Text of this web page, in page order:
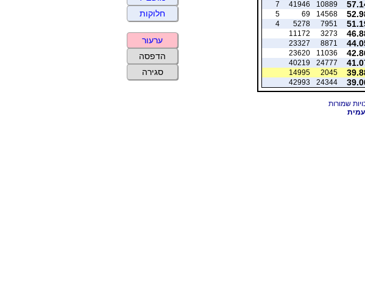
10889
41946
7
14568
69
5
7951
5278
4
3273
11172
8871
23327
11036
23620
24777
40219
2045
14995
24344
42993
חלוקות
ערעור
הדפסה
סגירה